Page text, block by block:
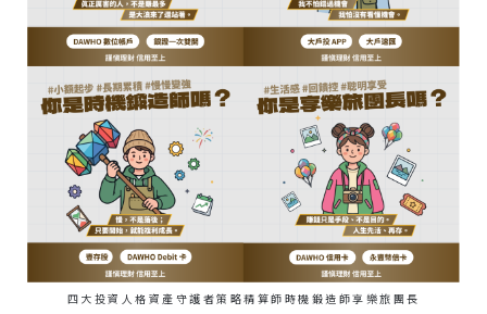
四大投資人格資產守護者策略精算師時機鍛造師享樂旅團長